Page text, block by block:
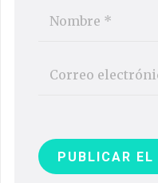
PUBLICAR EL